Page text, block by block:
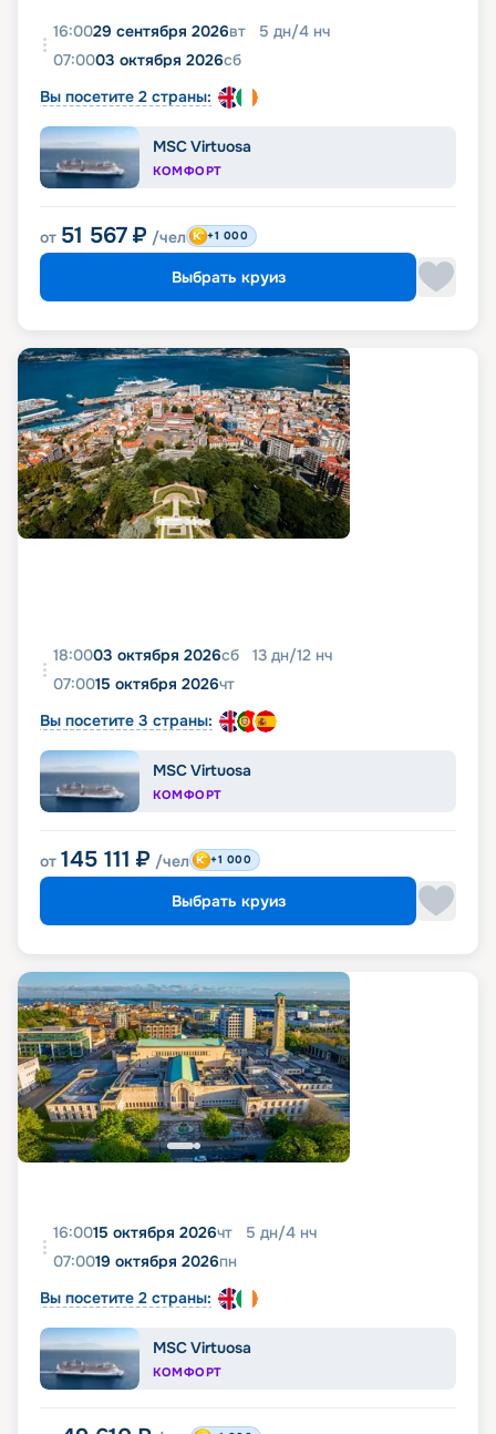
16:0029 сентября 2026вт 5 дн/4 нч
07:0003 октября 2026сб
Вы посетите 2 страны:
MSC Virtuosa
КОМФОРТ
от 51 567 ₽ /чел +1 000
Выбрать круиз
18:0003 октября 2026сб 13 дн/12 нч
07:0015 октября 2026чт
Вы посетите 3 страны:
MSC Virtuosa
КОМФОРТ
от 145 111 ₽ /чел +1 000
Выбрать круиз
16:0015 октября 2026чт 5 дн/4 нч
07:0019 октября 2026пн
Вы посетите 2 страны:
MSC Virtuosa
КОМФОРТ